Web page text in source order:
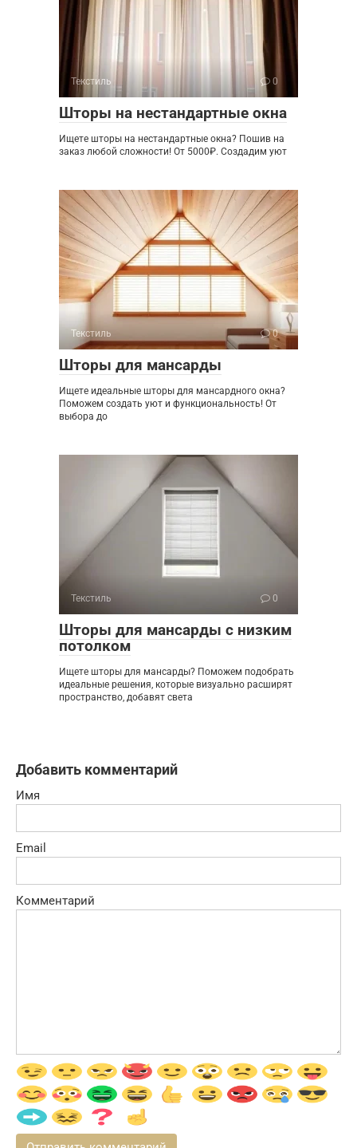
Текстиль 0
Шторы на нестандартные окна
Ищете шторы на нестандартные окна? Пошив на
заказ любой сложности! От 5000₽. Создадим уют
Текстиль 0
Шторы для мансарды
Ищете идеальные шторы для мансардного окна?
Поможем создать уют и функциональность! От
выбора до
Текстиль 0
Шторы для мансарды с низким
потолком
Ищете шторы для мансарды? Поможем подобрать
идеальные решения, которые визуально расширят
пространство, добавят света
Добавить комментарий
Имя
Email
Комментарий